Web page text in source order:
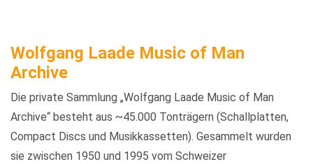
Wolfgang Laade Music of Man
Archive
Die private Sammlung „Wolfgang Laade Music of Man
Archive“ besteht aus ~45.000 Tonträgern (Schallplatten,
Compact Discs und Musikkassetten). Gesammelt wurden
sie zwischen 1950 und 1995 vom Schweizer